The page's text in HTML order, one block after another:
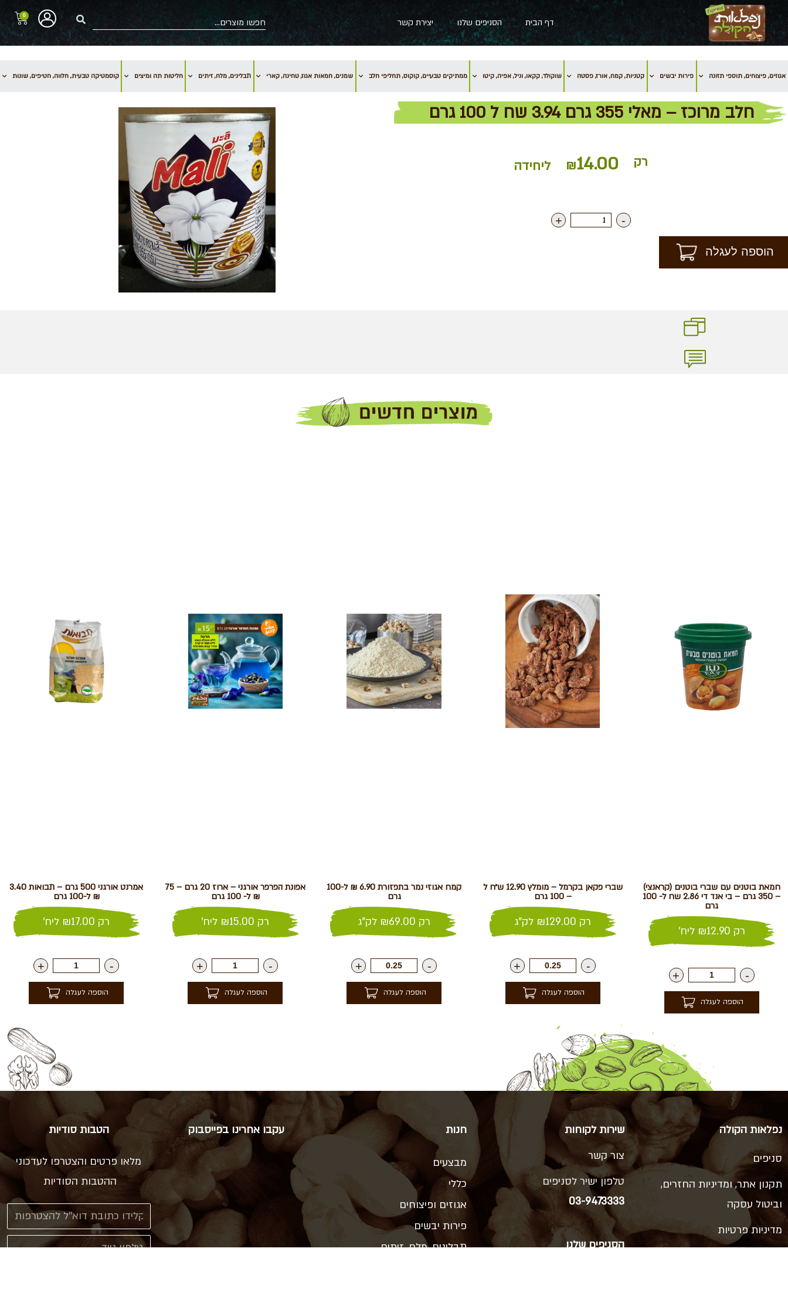
דף הבית הסניפים שלנו יצירת קשר
0
אגוזים, פיצוחים, תוספי תזונה פירות יבשים קטניות, קמח, אורז, פסטה שוקולד, קקאו, וניל, אפיה, קיטו ממתיקים טבעיים, קוקוס, תחליפי חלב שמנים, חמאות אגוז, טחינה, קארי תבלינים, מלח, זיתים חליטות תה ומיצים קוסמטיקה טבעית, חלווה, חטיפים, שונות
חלב מרוכז – מאלי 355 גרם 3.94 שח ל 100 גרם
רק ₪14.00 ליחידה
-
+
הוספה לעגלה
חמאת בוטנים עם שברי בוטנים (קראנצי)
– 350 גרם – בי אנד די 2.86 שח ל- 100
גרם
רק ₪12.90 ליח'
-
+
הוספה לעגלה
שברי פקאן בקרמל – מומלץ 12.90 ש״ח ל
– 100 גרם
רק ₪129.00 לק"ג
-
+
הוספה לעגלה
קמח אגוזי נמר בתפזורת 6.90 ₪ ל-100
גרם
רק ₪69.00 לק"ג
-
+
הוספה לעגלה
אפונת הפרפר אורגני – ארוז 20 גרם – 75
₪ ל- 100 גרם
רק ₪15.00 ליח'
-
+
הוספה לעגלה
אמרנט אורגני 500 גרם – תבואות 3.40
₪ ל-100 גרם
רק ₪17.00 ליח'
-
+
הוספה לעגלה
נפלאות הקולה
סניפים
תקנון אתר, ומדיניות החזרים,
וביטול עסקה
מדיניות פרטיות
שירות לקוחות
צור קשר
טלפון ישיר לסניפים
03-9473333
הסניפים שלנו
חנות
מבצעים
כללי
אגוזים ופיצוחים
פירות יבשים
תבלינים, מלח, זיתים
עקבו אחרינו בפייסבוק הטבות סודיות
מלאו פרטים והצטרפו לעדכוני
ההטבות הסודיות